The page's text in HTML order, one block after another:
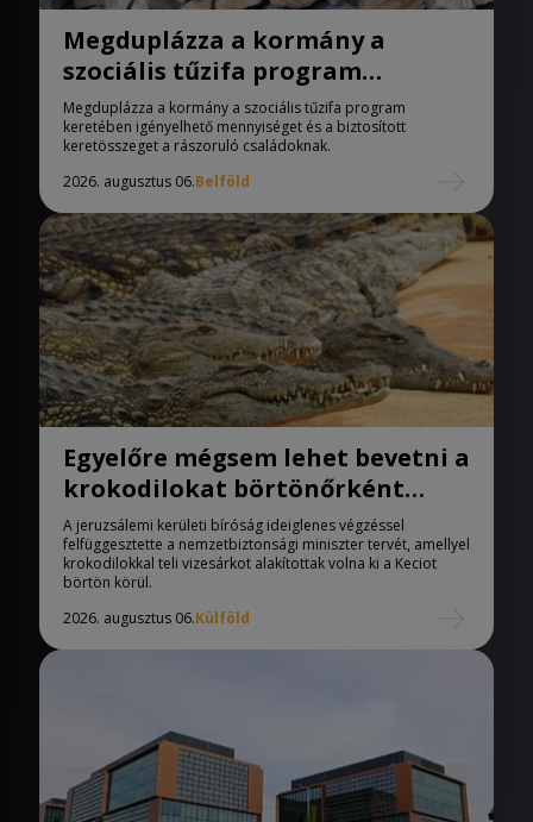
Megduplázza a kormány a
szociális tűzifa program
keretében igényelhető
mennyiséget
Megduplázza a kormány a szociális tűzifa program
keretében igényelhető mennyiséget és a biztosított
keretösszeget a rászoruló családoknak.
2026. augusztus 06.Belföld
Egyelőre mégsem lehet bevetni a
krokodilokat börtönőrként
Izraelben
A jeruzsálemi kerületi bíróság ideiglenes végzéssel
felfüggesztette a nemzetbiztonsági miniszter tervét, amellyel
krokodilokkal teli vizesárkot alakítottak volna ki a Keciot
börtön körül.
2026. augusztus 06.Külföld